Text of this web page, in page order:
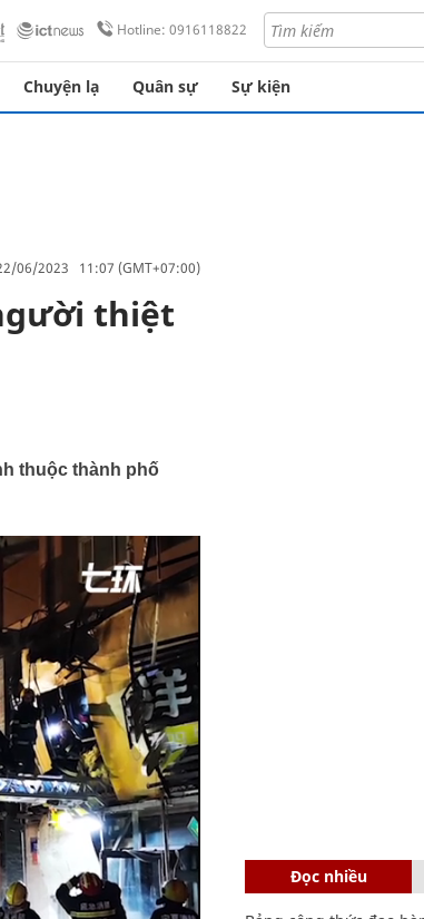
Hotline: 0916118822
Chuyện lạ Quân sự Sự kiện
06/2023 11:07 (GMT+07:00)
thiệt
thuộc thành phố
Đọc nhiều